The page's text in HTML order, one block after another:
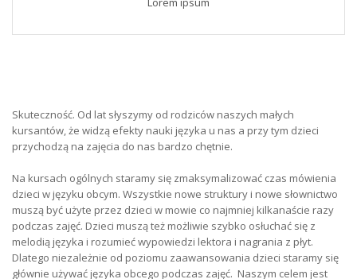
Skuteczność. Od lat słyszymy od rodziców naszych małych
kursantów, że widzą efekty nauki języka u nas a przy tym dzieci
przychodzą na zajęcia do nas bardzo chętnie.
Na kursach ogólnych staramy się zmaksymalizować czas mówienia
dzieci w języku obcym. Wszystkie nowe struktury i nowe słownictwo
muszą być użyte przez dzieci w mowie co najmniej kilkanaście razy
podczas zajęć. Dzieci muszą też możliwie szybko osłuchać się z
melodią języka i rozumieć wypowiedzi lektora i nagrania z płyt.
Dlatego niezależnie od poziomu zaawansowania dzieci staramy się
głównie używać języka obcego podczas zajęć. Naszym celem jest